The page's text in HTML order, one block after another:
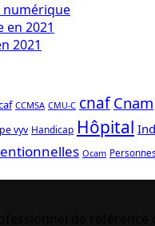
numérique
2021
CCMSA CMU-C cnaf Cnam
vyv Handicap Hôpital
Ocam